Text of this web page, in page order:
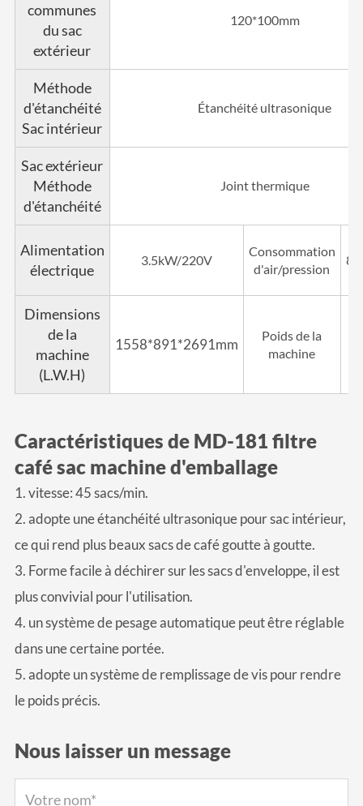
communes
du sac
extérieur
120*100mm
Méthode
d'étanchéité
Sac intérieur
Étanchéité ultrasonique
Sac extérieur
Méthode
d'étanchéité
Joint thermique
Alimentation
électrique
3.5kW/220V
Consommation
d'air/pression
Dimensions
de la
machine
(L.W.H)
1558*891*2691mm
Poids de la
machine
Caractéristiques de MD-181 filtre
café sac machine d'emballage
1. vitesse: 45 sacs/min.
2. adopte une étanchéité ultrasonique pour sac intérieur,
ce qui rend plus beaux sacs de café goutte à goutte.
3. Forme facile à déchirer sur les sacs d'enveloppe, il est
plus convivial pour l'utilisation.
4. un système de pesage automatique peut être réglable
dans une certaine portée.
5. adopte un système de remplissage de vis pour rendre
le poids précis.
Nous laisser un message